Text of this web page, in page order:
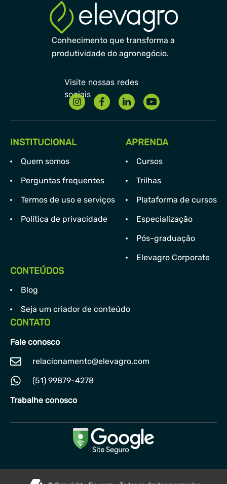
Conhecimento que transforma a
produtividade do agronegócio.
INSTITUCIONAL
Quem somos
Perguntas frequentes
Termos de uso e serviços
Política de privacidade
APRENDA
Cursos
Trilhas
Plataforma de cursos
Especialização
Pós-graduação
Elevagro Corporate
CONTEÚDOS
Blog
Seja um criador de conteúdo
CONTATO
Fale conosco
relacionamento@elevagro.com
(51) 99879-4278
Trabalhe conosco